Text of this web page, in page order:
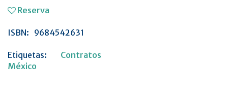
Reserva
ISBN: 9684542631
Etiquetas:
Contratos
México